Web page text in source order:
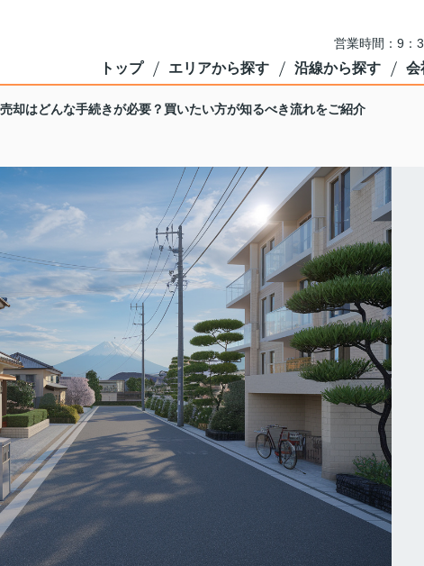
営業時間：9：
トップ エリアから探す 沿線から探す 会
却はどんな手続きが必要？買いたい方が知るべき流れをご紹介